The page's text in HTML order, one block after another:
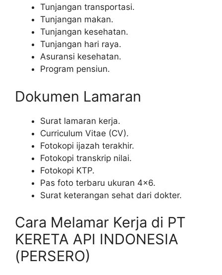
Tunjangan transportasi.
Tunjangan makan.
Tunjangan kesehatan.
Tunjangan hari raya.
Asuransi kesehatan.
Program pensiun.
Dokumen Lamaran
Surat lamaran kerja.
Curriculum Vitae (CV).
Fotokopi ijazah terakhir.
Fotokopi transkrip nilai.
Fotokopi KTP.
Pas foto terbaru ukuran 4×6.
Surat keterangan sehat dari dokter.
Cara Melamar Kerja di PT
KERETA API INDONESIA
(PERSERO)